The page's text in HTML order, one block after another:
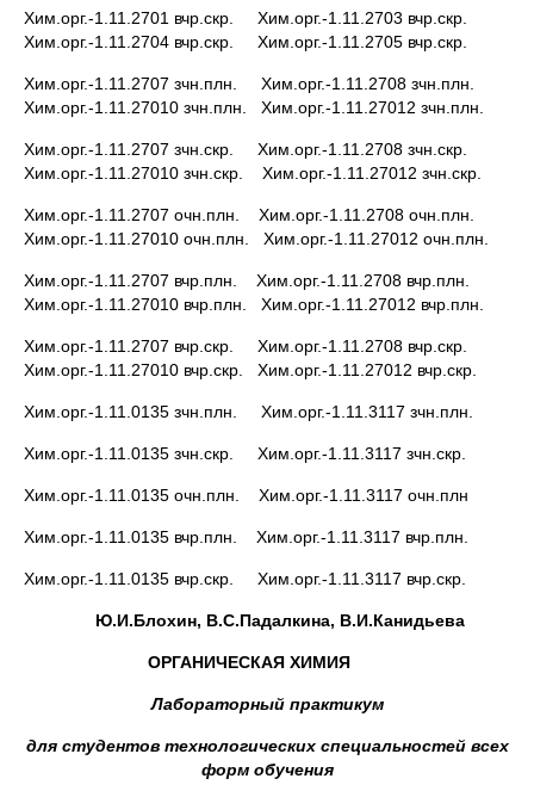
Хим.орг.-1.11.2701 вчр.скр. Хим.орг.-1.11.2703 вчр.скр.
Хим.орг.-1.11.2704 вчр.скр. Хим.орг.-1.11.2705 вчр.скр.
Хим.орг.-1.11.2707 зчн.плн. Хим.орг.-1.11.2708 зчн.плн.
Хим.орг.-1.11.27010 зчн.плн. Хим.орг.-1.11.27012 зчн.плн.
Хим.орг.-1.11.2707 зчн.скр. Хим.орг.-1.11.2708 зчн.скр.
Хим.орг.-1.11.27010 зчн.скр. Хим.орг.-1.11.27012 зчн.скр.
Хим.орг.-1.11.2707 очн.плн. Хим.орг.-1.11.2708 очн.плн.
Хим.орг.-1.11.27010 очн.плн. Хим.орг.-1.11.27012 очн.плн.
Хим.орг.-1.11.2707 вчр.плн. Хим.орг.-1.11.2708 вчр.плн.
Хим.орг.-1.11.27010 вчр.плн. Хим.орг.-1.11.27012 вчр.плн.
Хим.орг.-1.11.2707 вчр.скр. Хим.орг.-1.11.2708 вчр.скр.
Хим.орг.-1.11.27010 вчр.скр. Хим.орг.-1.11.27012 вчр.скр.
Хим.орг.-1.11.0135 зчн.плн. Хим.орг.-1.11.3117 зчн.плн.
Хим.орг.-1.11.0135 зчн.скр. Хим.орг.-1.11.3117 зчн.скр.
Хим.орг.-1.11.0135 очн.плн. Хим.орг.-1.11.3117 очн.плн
Хим.орг.-1.11.0135 вчр.плн. Хим.орг.-1.11.3117 вчр.плн.
Хим.орг.-1.11.0135 вчр.скр. Хим.орг.-1.11.3117 вчр.скр.
Ю.И.Блохин, В.С.Падалкина, В.И.Канидьева
ОРГАНИЧЕСКАЯ ХИМИЯ
Лабораторный практикум
для студентов технологических специальностей всех
форм обучения